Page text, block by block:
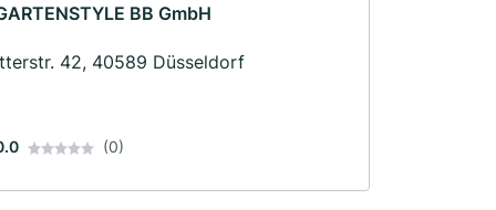
BB GmbH
42, 40589 Düsseldorf
(0)